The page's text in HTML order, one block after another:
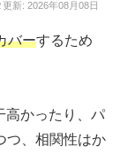
更新: 2026年08月08日
バーするため
高かったり、パ
つ、相関性はか